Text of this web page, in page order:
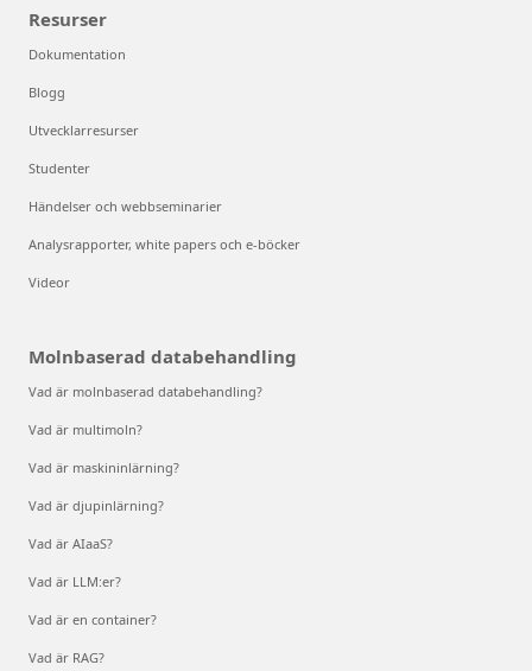
Resurser
Dokumentation
Blogg
Utvecklarresurser
Studenter
Händelser och webbseminarier
Analysrapporter, white papers och e-böcker
Videor
Molnbaserad databehandling
Vad är molnbaserad databehandling?
Vad är multimoln?
Vad är maskininlärning?
Vad är djupinlärning?
Vad är AIaaS?
Vad är LLM:er?
Vad är en container?
Vad är RAG?